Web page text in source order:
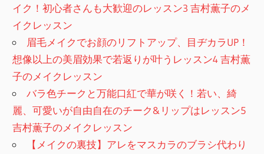
イク！初心者さんも大歓迎のレッスン3 吉村薫子のメ
イクレッスン
眉毛メイクでお顔のリフトアップ、目ヂカラUP！
想像以上の美眉効果で若返りが叶うレッスン4 吉村薫
子のメイクレッスン
バラ色チークと万能口紅で華が咲く！若い、綺
麗、可愛いが自由自在のチーク&リップはレッスン5
吉村薫子のメイクレッスン
【メイクの裏技】アレをマスカラのブラシ代わり